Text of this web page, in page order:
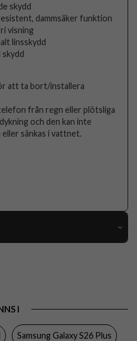
skydd
dammsäker funktion
visning
linsskydd
att ta bort/installera
från regn eller plötsliga
och den kan inte
sänkas i vattnet.
skärmskydd, Kameraskydd,
Stativfunktion, Stöttålig
I
Samsung Galaxy S26 Plus